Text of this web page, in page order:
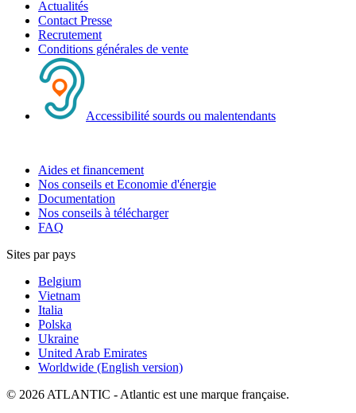
Actualités
Contact Presse
Recrutement
Conditions générales de vente
Accessibilité sourds ou malentendants
Aides et financement
Nos conseils et Economie d'énergie
Documentation
Nos conseils à télécharger
FAQ
Sites par pays
Belgium
Vietnam
Italia
Polska
Ukraine
United Arab Emirates
Worldwide (English version)
© 2026 ATLANTIC - Atlantic est une marque française.